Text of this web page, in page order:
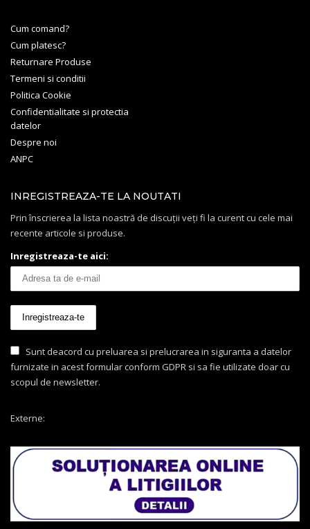
Cum comand?
Cum platesc?
Returnare Produse
Termeni si conditii
Politica Cookie
Confidentialitate si protectia
datelor
Despre noi
ANPC
INREGISTREAZA-TE LA NOUTATI
Prin înscrierea la lista noastră de discuții veți fi la curent cu cele mai
recente articole si produse.
Inregistreaza-te aici:
Sunt deacord cu preluarea si prelucrarea in siguranta a datelor
furnizate in acest formular conform GDPR si sa fie utilizate doar cu
scopul de newsletter.
Externe: